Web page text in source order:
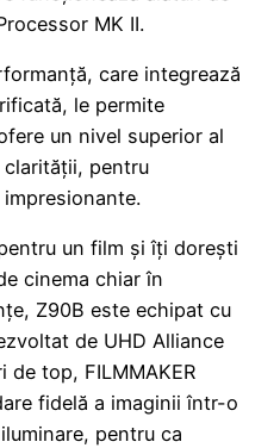
MK II.
care integrează
le permite
un nivel superior al
pentru
un film și îți dorești
cinema chiar în
Z90B este echipat cu
de UHD Alliance
top, FILMMAKER
fidelă a imaginii într-o
pentru ca